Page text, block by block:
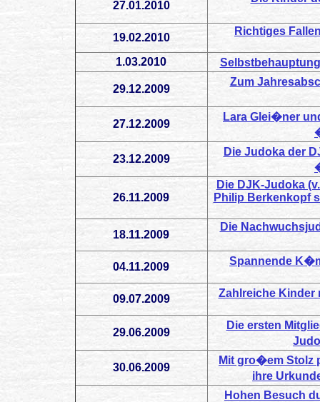
27.01.2010
19.02.2010
Richtiges
1.03.2010
29.12.2009
Zum
27.12.2009
Lara Glei�ner
23.12.2009
Die Judoka der
26.11.2009
Die DJK-Judoka
Philip Berkenkopf
18.11.2009
Die
04.11.2009 Spannende
09.07.2009 Zahlreiche Kinder
29.06.2009
Die ersten
30.06.2009
Mit gro�em Stolz
ihre
Hohen Besuch